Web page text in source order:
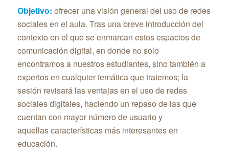
Objetivo: ofrecer una visión general del uso de redes
sociales en el aula. Tras una breve introducción del
contexto en el que se enmarcan estos espacios de
comunicación digital, en donde no solo
encontramos a nuestros estudiantes, sino también a
expertos en cualquier temática que tratemos; la
sesión revisará las ventajas en el uso de redes
sociales digitales, haciendo un repaso de las que
cuentan con mayor número de usuario y
aquellas características más interesantes en
educación.